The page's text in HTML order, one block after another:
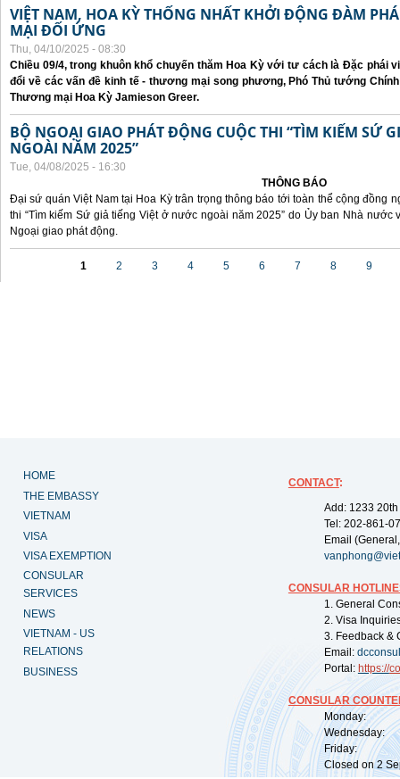
VIỆT NAM, HOA KỲ THỐNG NHẤT KHỞI ĐỘNG ĐÀM
MẠI ĐỐI ỨNG
Thu, 04/10/2025 - 08:30
Chiều 09/4, trong khuôn khổ chuyến thăm Hoa Kỳ với tư cách là Đặc phái
đổi về các vấn đề kinh tế - thương mại song phương, Phó Thủ tướng
Thương mại Hoa Kỳ Jamieson Greer.
BỘ NGOẠI GIAO PHÁT ĐỘNG CUỘC THI “TÌM KIẾM SỨ
NGOÀI NĂM 2025”
Tue, 04/08/2025 - 16:30
THÔNG BÁO
Đại sứ quán Việt Nam tại Hoa Kỳ trân trọng thông báo tới toàn thể cộng đồng
thi “Tìm kiếm Sứ giả tiếng Việt ở nước ngoài năm 2025” do Ủy ban Nhà
Ngoại giao phát động.
1 2 3 4 5 6 7 8 9
HOME
THE EMBASSY
VIETNAM
VISA
VISA EXEMPTION
CONSULAR
SERVICES
NEWS
VIETNAM - US
RELATIONS
BUSINESS
CONTACT:
Add: 1233
Tel: 202-861-
Email
CONSULAR
1. General
2. Visa
3. Feedback &
Email:
Portal: https://
CONSULAR
Monday:
Wednesday:
Friday:
Closed on 2